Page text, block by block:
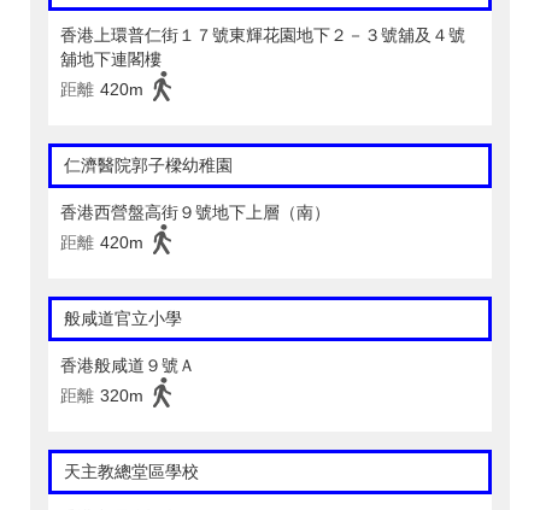
香港上環普仁街１７號東輝花園地下２－３號舖及４號
舖地下連閣樓
距離 420m
仁濟醫院郭子樑幼稚園
香港西營盤高街９號地下上層（南）
距離 420m
般咸道官立小學
香港般咸道９號Ａ
距離 320m
天主教總堂區學校